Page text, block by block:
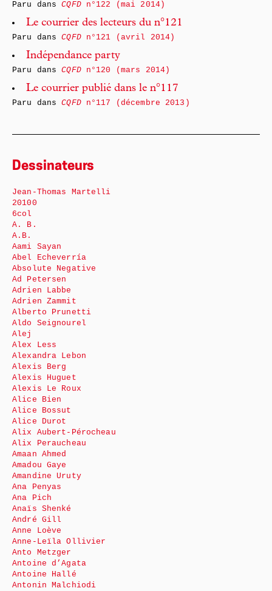
Paru dansCQFDn°122 (mai 2014)
Le courrier des lecteurs du n°121
Paru dansCQFDn°121 (avril 2014)
Indépendance party
Paru dansCQFDn°120 (mars 2014)
Le courrier publié dans le n°117
Paru dansCQFDn°117 (décembre 2013)
Dessinateurs
Jean-Thomas Martelli
20100
6col
A. B.
A.B.
Aami Sayan
Abel Echeverría
Absolute Negative
Ad Petersen
Adrien Labbe
Adrien Zammit
Alberto Prunetti
Aldo Seignourel
Alej
Alex Less
Alexandra Lebon
Alexis Berg
Alexis Huguet
Alexis Le Roux
Alice Bien
Alice Bossut
Alice Durot
Alix Aubert-Pérocheau
Alix Peraucheau
Amaan Ahmed
Amadou Gaye
Amandine Uruty
Ana Penyas
Ana Pich
Anaïs Shenké
André Gill
Anne Loève
Anne-Leïla Ollivier
Anto Metzger
Antoine d’Agata
Antoine Hallé
Antonin Malchiodi